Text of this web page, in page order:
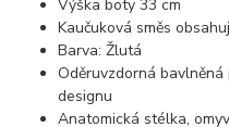
Výška boty 33 cm
Kaučuková směs
Barva: Žlutá
Oděruvzdorná
designu
Anatomická stélka,